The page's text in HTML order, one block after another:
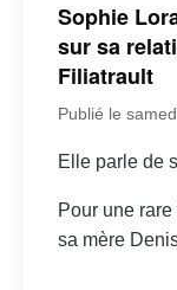
Sophie
sur sa
Filiatrault
Publié le
Elle parle de
Pour une
sa mère